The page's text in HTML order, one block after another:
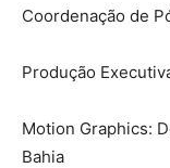
Coordenação de
Produção
Motion Graphics:
Bahia